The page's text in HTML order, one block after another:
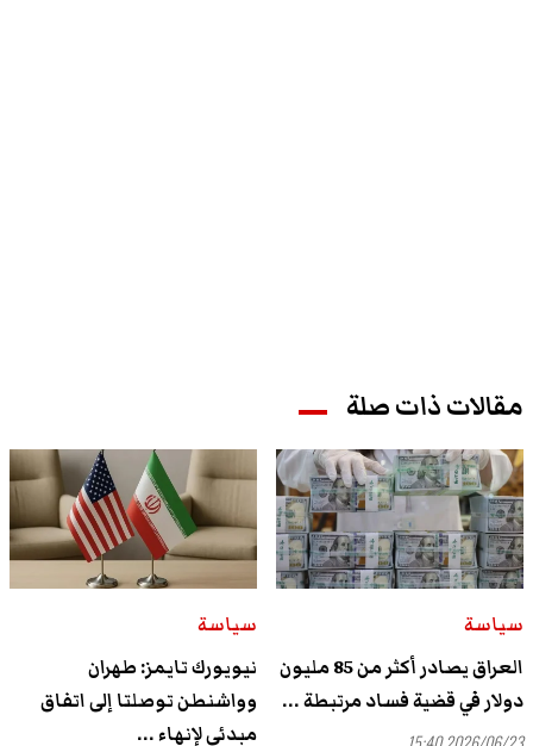
مقالات ذات صلة
سياسة
العراق يصادر أكثر من 85 مليون
دولار في قضية فساد مرتبطة ...
سياسة
نيويورك تايمز: طهران
وواشنطن توصلتا إلى اتفاق
مبدئي لإنهاء ...